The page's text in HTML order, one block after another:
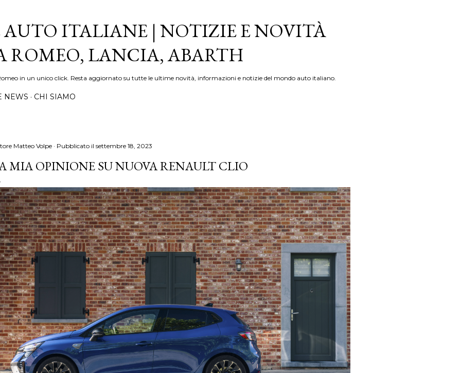
AUTO ITALIANE | NOTIZIE E NOVITÀ
ROMEO, LANCIA, ABARTH
in un unico click. Resta aggiornato su tutte le ultime novità, informazioni e notizie del mondo auto italiano.
NEWS CHI SIAMO
Matteo Volpe Pubblicato il settembre 18, 2023
MIA OPINIONE SU NUOVA RENAULT CLIO